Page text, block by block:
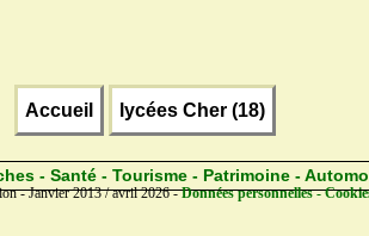
Accueil lycées Cher (18)
- Santé - Tourisme - Patrimoine -
- Janvier 2013 / avril 2026 -Données personnelles -